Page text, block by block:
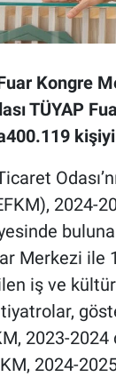
Kongre
TÜYAP
400.119
2024-
Merkezi ile
iş ve
2023-
2024-